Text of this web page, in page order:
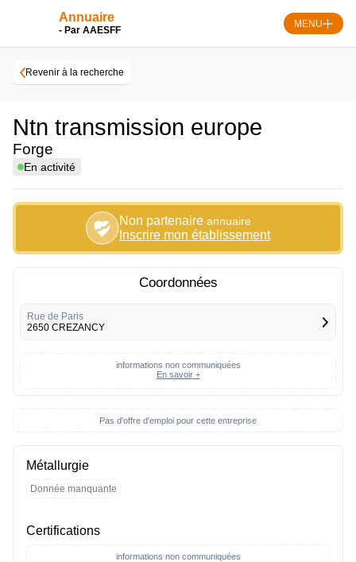
Annuaire
- Par AAESFF
MENU
Revenir à la recherche
Ntn transmission europe
Forge
En activité
Non partenaire annuaire
Inscrire mon établissement
Pas d'offre d'emploi pour cette entreprise
Coordonnées
Rue de Paris
2650 CREZANCY
informations non communiquées
En savoir +
Métallurgie
Donnée manquante
Certifications
informations non communiquées